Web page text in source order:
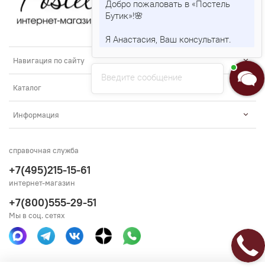
Навигация по сайту
Каталог
Информация
справочная служба
+7(495)215-15-61
интернет-магазин
+7(800)555-29-51
Мы в соц. сетях
Введите сообщение
Добро пожаловать в «Постель
Бутик»!🌸
Я Анастасия, Ваш консультант.